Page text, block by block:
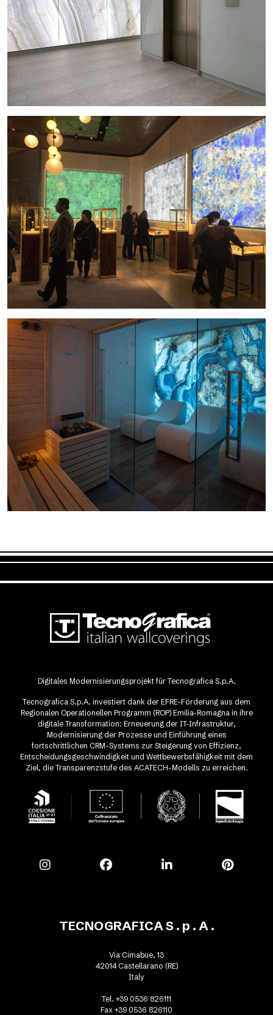
Digitales Modernisierungsprojekt für Tecnografica S.p.A.
Tecnografica S.p.A. investiert dank der EFRE-Förderung aus dem
Regionalen Operationellen Programm (ROP) Emilia-Romagna in ihre
digitale Transformation: Erneuerung der IT-Infrastruktur,
Modernisierung der Prozesse und Einführung eines
fortschrittlichen CRM-Systems zur Steigerung von Effizienz,
Entscheidungsgeschwindigkeit und Wettbewerbsfähigkeit mit dem
Ziel, die Transparenzstufe des ACATECH-Modells zu erreichen.
TECNOGRAFICA S . p . A .
Via Cimabue, 13
42014 Castellarano (RE)
Italy
Tel. +39 0536 826111
Fax +39 0536 826110